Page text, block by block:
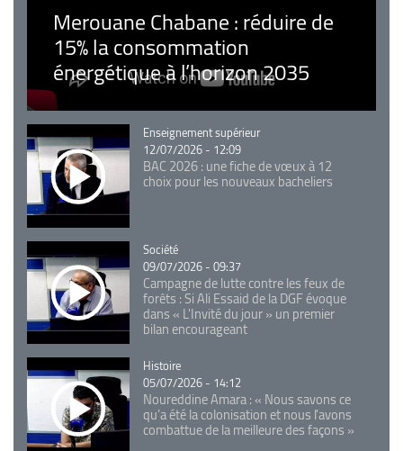
Merouane Chabane : réduire de
15% la consommation
énergétique à l’horizon 2035
Catégorie
Enseignement supérieur
12/07/2026 - 12:09
BAC 2026 : une fiche de vœux à 12
choix pour les nouveaux bacheliers
Catégorie
Société
09/07/2026 - 09:37
Campagne de lutte contre les feux de
forêts : Si Ali Essaid de la DGF évoque
dans « L'Invité du jour » un premier
bilan encourageant
Catégorie
Histoire
05/07/2026 - 14:12
Noureddine Amara : « Nous savons ce
qu’a été la colonisation et nous l’avons
combattue de la meilleure des façons »